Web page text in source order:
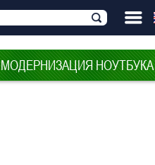
МОДЕРНИЗАЦИЯ НОУТБУКА